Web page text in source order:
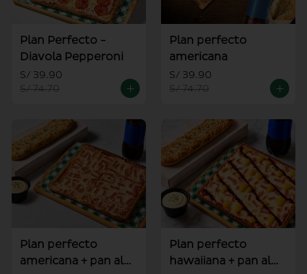
Plan Perfecto -
Diavola Pepperoni
S/ 39.90
S/ 74.70
Plan perfecto
americana
S/ 39.90
S/ 74.70
Plan perfecto
americana + pan al
Plan perfecto
hawaiiana + pan al